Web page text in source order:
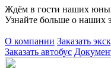
Ждём в гости наших
Узнайте больше о наших
О компании Заказать
Заказать автобус